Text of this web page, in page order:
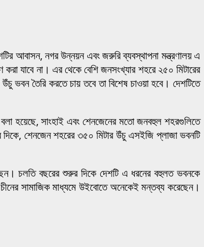
আবাসন, নগর উন্নয়ন এবং জরুরি ব্যবস্থাপনা মন্ত্রণালয় এ
যাবে না। এর থেকে বেশি জনসংখ্যার শহরে ২৫০ মিটারের
ভবন তৈরি করতে চায় তবে তা বিশেষ চাওয়া হবে। দেশটিতে
বলা হয়েছে, সাংহাই এবং শেনজেনের মতো জনবহুল শহরগুলিতে
শেনজেন শহরের ৩৫০ মিটার উঁচু এসইজি প্লাজা ভবনটি
চলতি বছরের শুরুর দিকে দেশটি এ ধরনের বহুলত ভবনকে
সামাজিক মাধ্যমে উইবোতে অনেকেই মন্তব্য করেছেন।